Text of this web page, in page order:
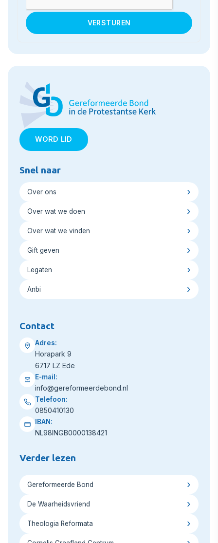
WORD LID
Snel naar
Over ons
Over wat we doen
Over wat we vinden
Gift geven
Legaten
Anbi
Contact
Adres:
Horapark 9
6717 LZ Ede
E-mail:
info@gereformeerdebond.nl
Telefoon:
0850410130
IBAN:
NL98INGB0000138421
Verder lezen
Gereformeerde Bond
De Waarheidsvriend
Theologia Reformata